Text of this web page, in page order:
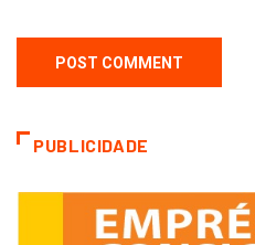
PUBLICIDADE